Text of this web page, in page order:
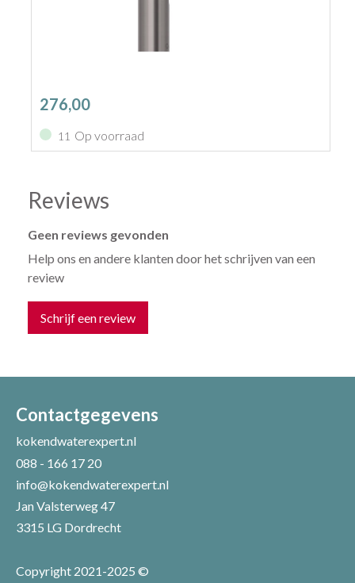
276,00
11 Op voorraad
Reviews
Geen reviews gevonden
Help ons en andere klanten door het schrijven van een
review
Schrijf een review
Uw naam *
Uw recensie *
Contactgegevens
kokendwaterexpert.nl
088 - 166 17 20
info@kokendwaterexpert.nl
Jan Valsterweg 47
3315 LG Dordrecht
Copyright 2021-2025 ©